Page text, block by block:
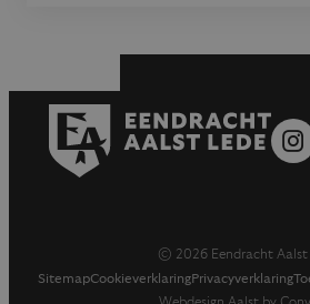
© 2026 Eendracht Aalst
SitemapCookieverklaringPrivacyverklaring